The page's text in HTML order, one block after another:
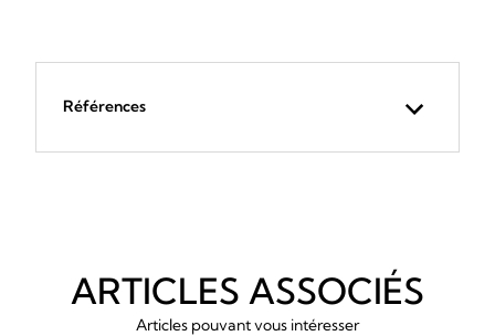
Références
ARTICLES ASSOCIÉS
Articles pouvant vous intéresser